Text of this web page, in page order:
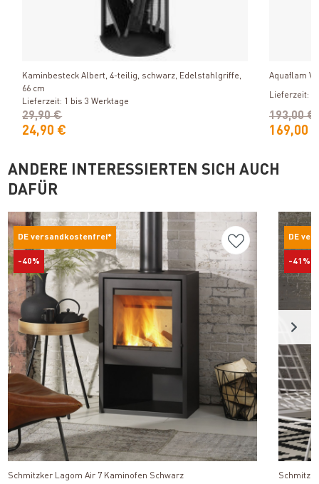
Produkt ansehen
Kaminbesteck Albert, 4-teilig, schwarz, Edelstahlgriffe,
66 cm
Lieferzeit: 1 bis 3 Werktage
24,90 €
29,90 €
Aquaflam
Lieferzeit: 1
169,00
193,00 €
ANDERE INTERESSIERTEN SICH AUCH
DAFÜR
DE versandkostenfrei*
-40%
Produkt ansehen
Schmitzker Lagom Air 7 Kaminofen Schwarz
DE
-41%